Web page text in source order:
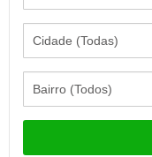
Cidade (Todas)
Bairro (Todos)